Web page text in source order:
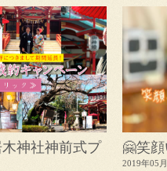
神社神前式プ
🤗笑
2019年05